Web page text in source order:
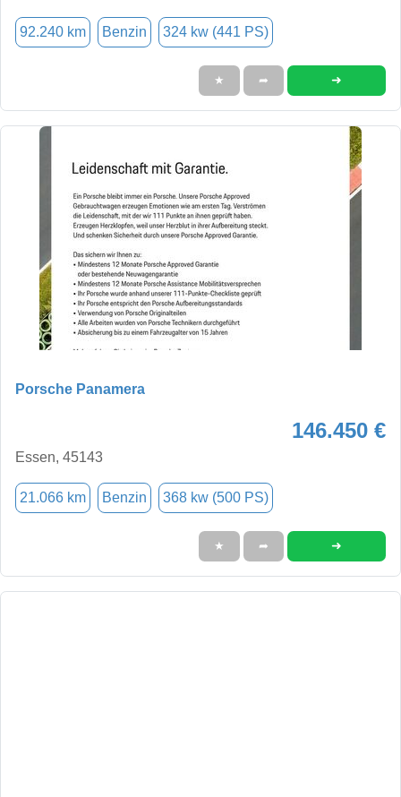
92.240 km Benzin 324 kw (441 PS)
★ ➦ ➜
Porsche Panamera
146.450 €
Essen, 45143
21.066 km Benzin 368 kw (500 PS)
★ ➦ ➜